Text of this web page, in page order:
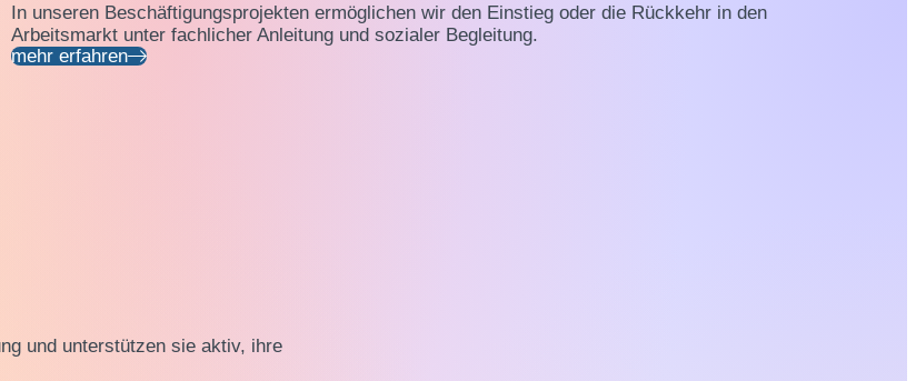
In unseren Beschäftigungsprojekten ermöglichen wir den Einstieg oder die Rückkehr in den
Arbeitsmarkt unter fachlicher Anleitung und sozialer Begleitung.
mehr erfahren
und unterstützen sie aktiv, ihre